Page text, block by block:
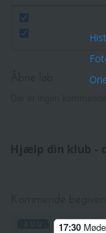
Der er ingen
17:30